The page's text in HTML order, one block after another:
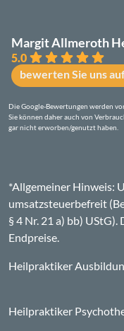
Margit Allmeroth
5.0
bewerten Sie uns
Die Google-Bewertungen werden
Sie können daher auch von
gar nicht erworben/genutzt haben.
*Allgemeiner Hinweis:
umsatzsteuerbefreit
§ 4 Nr. 21 a) bb)
Endpreise.
Heilpraktiker
Heilpraktiker